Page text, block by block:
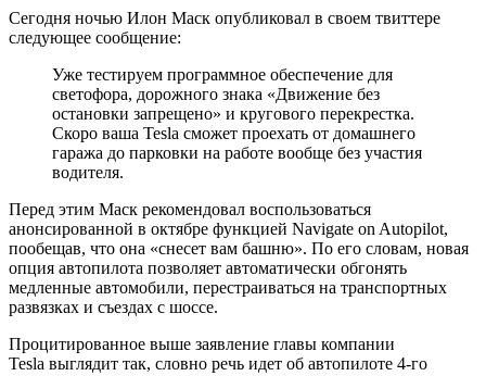
Сегодня ночью Илон Маск опубликовал в своем твиттере
следующее сообщение:
Уже тестируем программное обеспечение для
светофора, дорожного знака «Движение без
остановки запрещено» и кругового перекрестка.
Скоро ваша Tesla сможет проехать от домашнего
гаража до парковки на работе вообще без участия
водителя.
Перед этим Маск рекомендовал воспользоваться
анонсированной в октябре функцией Navigate on Autopilot,
пообещав, что она «снесет вам башню». По его словам, новая
опция автопилота позволяет автоматически обгонять
медленные автомобили, перестраиваться на транспортных
развязках и съездах с шоссе.
Процитированное выше заявление главы компании
Tesla выглядит так, словно речь идет об автопилоте 4-го